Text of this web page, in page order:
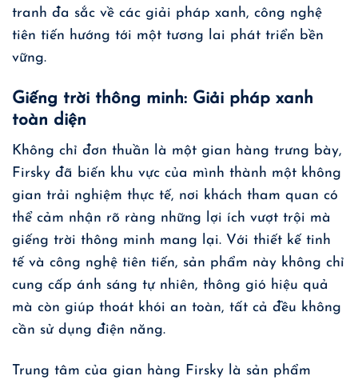
tranh đa sắc về các giải pháp xanh, công nghệ
tiên tiến hướng tới một tương lai phát triển bền
vững.
Giếng trời thông minh: Giải pháp xanh
toàn diện
Không chỉ đơn thuần là một gian hàng trưng bày,
Firsky đã biến khu vực của mình thành một không
gian trải nghiệm thực tế, nơi khách tham quan có
thể cảm nhận rõ ràng những lợi ích vượt trội mà
giếng trời thông minh mang lại. Với thiết kế tinh
tế và công nghệ tiên tiến, sản phẩm này không chỉ
cung cấp ánh sáng tự nhiên, thông gió hiệu quả
mà còn giúp thoát khói an toàn, tất cả đều không
cần sử dụng điện năng.
Trung tâm của gian hàng Firsky là sản phẩm